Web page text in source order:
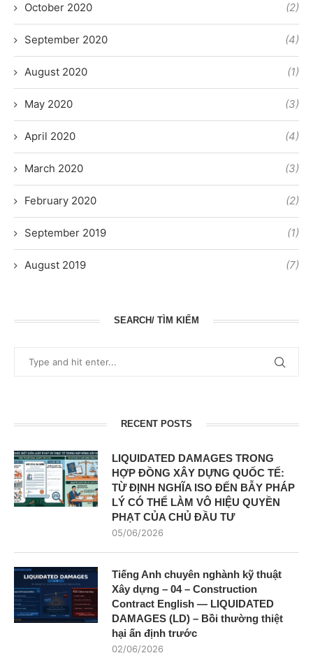
October 2020 (2)
September 2020 (4)
August 2020 (1)
May 2020 (3)
April 2020 (4)
March 2020 (3)
February 2020 (2)
September 2019 (1)
August 2019 (7)
SEARCH/ TÌM KIẾM
RECENT POSTS
LIQUIDATED DAMAGES TRONG
HỢP ĐỒNG XÂY DỰNG QUỐC TẾ:
TỪ ĐỊNH NGHĨA ISO ĐẾN BẪY PHÁP
LÝ CÓ THỂ LÀM VÔ HIỆU QUYỀN
PHẠT CỦA CHỦ ĐẦU TƯ
05/06/2026
Tiếng Anh chuyên nghành kỹ thuật
Xây dựng – 04 – Construction
Contract English — LIQUIDATED
DAMAGES (LD) – Bồi thường thiệt
hại ấn định trước
02/06/2026